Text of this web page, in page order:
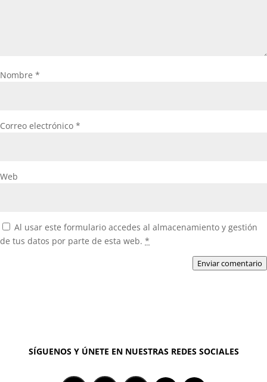
Nombre *
Correo electrónico *
Web
Al usar este formulario accedes al almacenamiento y gestión
de tus datos por parte de esta web. *
Enviar comentario
SÍGUENOS Y ÚNETE EN NUESTRAS REDES SOCIALES